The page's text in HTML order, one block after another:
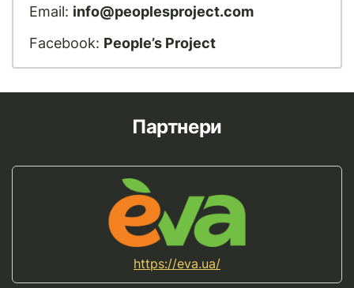
Email: info@peoplesproject.com
Facebook: People’s Project
Партнери
https://eva.ua/